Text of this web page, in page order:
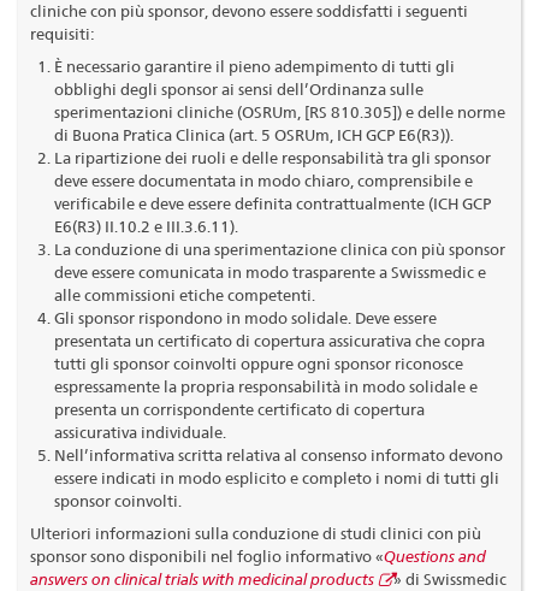
cliniche con più sponsor, devono essere soddisfatti i seguenti
requisiti:
È necessario garantire il pieno adempimento di tutti gli
obblighi degli sponsor ai sensi dell’Ordinanza sulle
sperimentazioni cliniche (OSRUm, [RS 810.305]) e delle norme
di Buona Pratica Clinica (art. 5 OSRUm, ICH GCP E6(R3)).
La ripartizione dei ruoli e delle responsabilità tra gli sponsor
deve essere documentata in modo chiaro, comprensibile e
verificabile e deve essere definita contrattualmente (ICH GCP
E6(R3) II.10.2 e III.3.6.11).
La conduzione di una sperimentazione clinica con più sponsor
deve essere comunicata in modo trasparente a Swissmedic e
alle commissioni etiche competenti.
Gli sponsor rispondono in modo solidale. Deve essere
presentata un certificato di copertura assicurativa che copra
tutti gli sponsor coinvolti oppure ogni sponsor riconosce
espressamente la propria responsabilità in modo solidale e
presenta un corrispondente certificato di copertura
assicurativa individuale.
Nell’informativa scritta relativa al consenso informato devono
essere indicati in modo esplicito e completo i nomi di tutti gli
sponsor coinvolti.
Ulteriori informazioni sulla conduzione di studi clinici con più
sponsor sono disponibili nel foglio informativo «Questions and
answers on clinical trials with medicinal products
» di Swissmedic